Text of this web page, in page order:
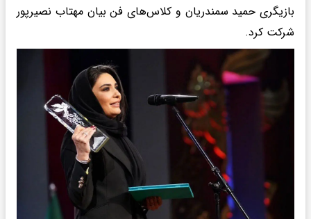
بازیگری حمید سمندریان و کلاس‌های فن بیان مهتاب نصیرپور
شرکت کرد.